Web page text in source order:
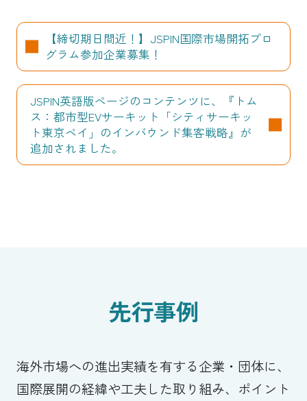
【締切期日間近！】JSPIN国際市場開拓プロ
グラム参加企業募集！
JSPIN英語版ページのコンテンツに、『トム
ス：都市型EVサーキット「シティサーキッ
ト東京ベイ」のインバウンド集客戦略』が
追加されました。
先行事例
海外市場への進出実績を有する企業・団体に、
国際展開の経緯や工夫した取り組み、ポイント